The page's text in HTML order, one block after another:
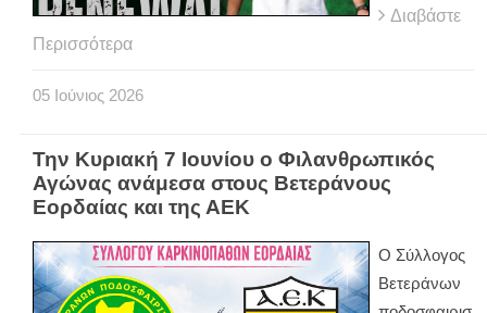
Διαβάστε
Περισσότερα
05 Ιούνιος 2026
Την Κυριακή 7 Ιουνίου ο Φιλανθρωπικός
Αγώνας ανάμεσα στους Βετεράνους
Εορδαίας και της ΑΕΚ
Ο Σύλλογος
Βετεράνων